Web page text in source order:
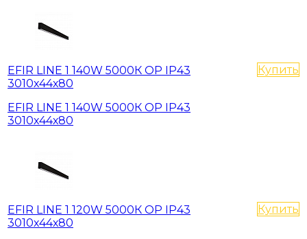
EFIR LINE 1 140W 5000К OP IP43
3010х44х80
EFIR LINE 1 140W 5000К OP IP43
3010х44х80
Купить
EFIR LINE 1 120W 5000К OP IP43
3010х44х80
Купить